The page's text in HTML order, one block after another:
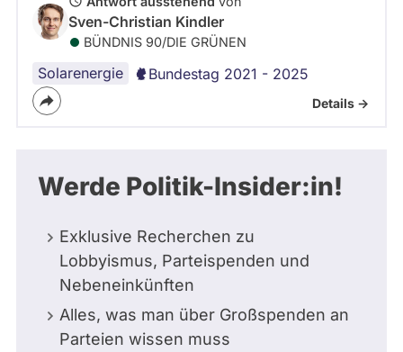
Sven-Christian Kindler
BÜNDNIS 90/­DIE GRÜNEN
Solarenergie Bundestag 2021 - 2025
Details ->
Werde Politik-Insider:in!
Exklusive Recherchen zu
Lobbyismus, Parteispenden und
Nebeneinkünften
Alles, was man über Großspenden an
Parteien wissen muss